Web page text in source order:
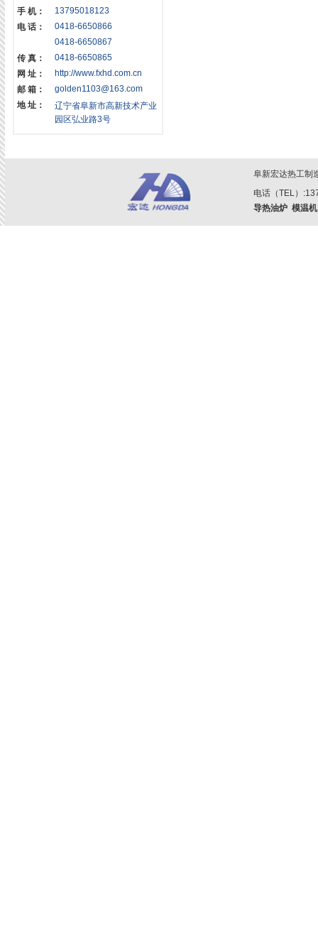
手 机：
13795018123
电 话：
0418-6650866
0418-6650867
传 真：
0418-6650865
网 址：
http://www.fxhd.com.cn
邮 箱：
golden1103@163.com
地 址：
辽宁省阜新市高新技术产业
园区弘业路3号
阜新宏达热工制
电话（TEL）
导热油炉 模温机